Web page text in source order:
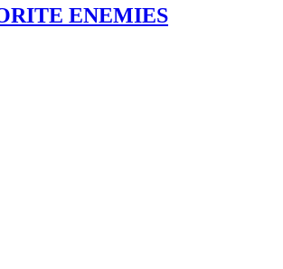
ENEMIES